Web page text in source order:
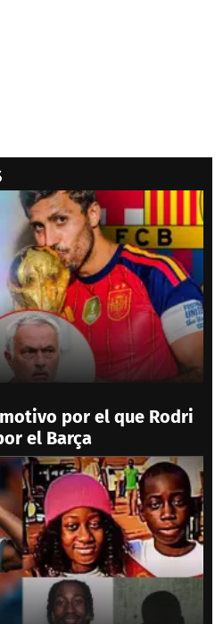
por el que Rodri
el Barça